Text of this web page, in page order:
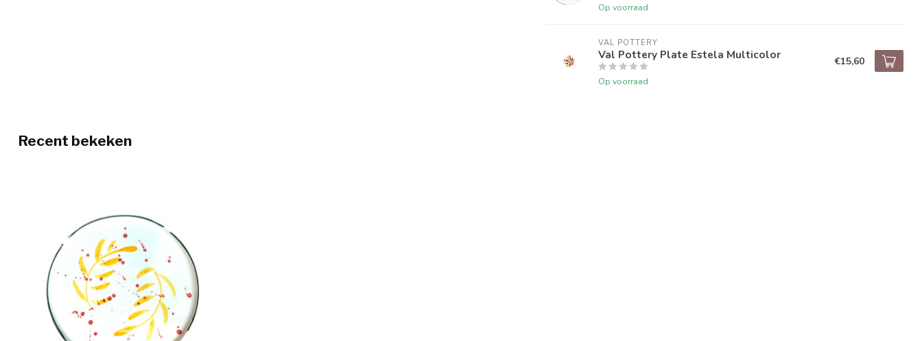
Op voorraad
VAL POTTERY
Val Pottery Plate Estela Multicolor
Op voorraad
€15,60
Recent bekeken